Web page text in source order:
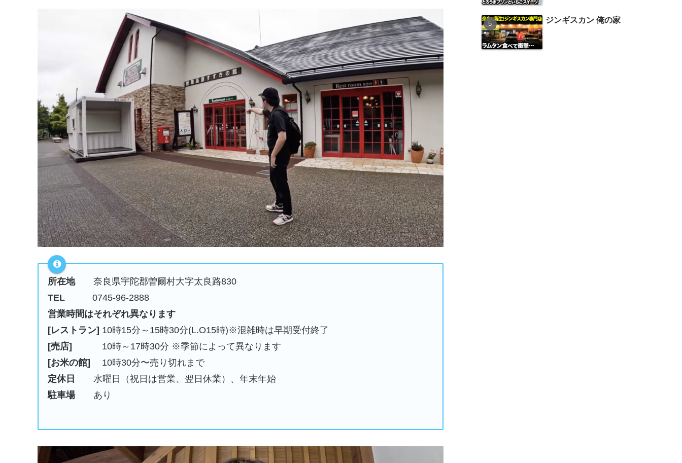
所在地 奈良県宇陀郡曽爾村大字太良路830
TEL 0745-96-2888
営業時間はそれぞれ異なります
[レストラン] 10時15分～15時30分(L.O15時)※混雑時は早期受付終了
[売店]
10時～17時30分 ※季節によって異なります
[お米の館] 10時30分〜売り切れまで
定休日 水曜日（祝日は営業、翌日休業）、年末年始
駐車場 あり
ジンギスカン 俺の家